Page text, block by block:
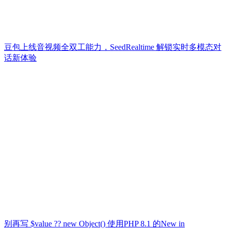
豆包上线音视频全双工能力，SeedRealtime 解锁实时多模态对
话新体验
别再写 $value ?? new Object() 使用PHP 8.1 的New in